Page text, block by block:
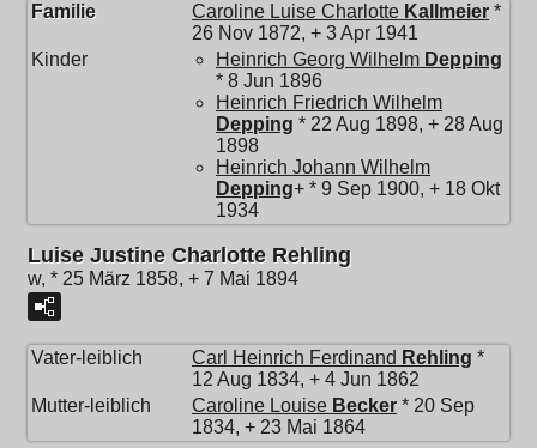
Familie Caroline Luise Charlotte Kallmeier *
26 Nov 1872, + 3 Apr 1941
Kinder
Heinrich Georg Wilhelm Depping
* 8 Jun 1896
Heinrich Friedrich Wilhelm
Depping * 22 Aug 1898, + 28 Aug
1898
Heinrich Johann Wilhelm
Depping+ * 9 Sep 1900, + 18 Okt
1934
Luise Justine Charlotte Rehling
w, * 25 März 1858, + 7 Mai 1894
Vater-leiblich Carl Heinrich Ferdinand Rehling *
12 Aug 1834, + 4 Jun 1862
Mutter-leiblich
Caroline Louise Becker * 20 Sep
1834, + 23 Mai 1864